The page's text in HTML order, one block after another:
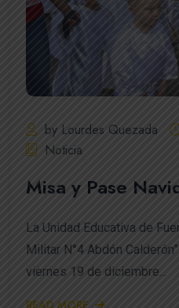
by Lourdes Quezada
Noticia
Misa y Pase
La Unidad Educativa de
Militar N°4 Abdón
viernes 19 de diciembre...